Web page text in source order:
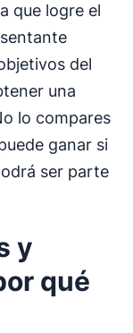
que logre el
del
una
lo compares
ganar si
ser parte
y
qué